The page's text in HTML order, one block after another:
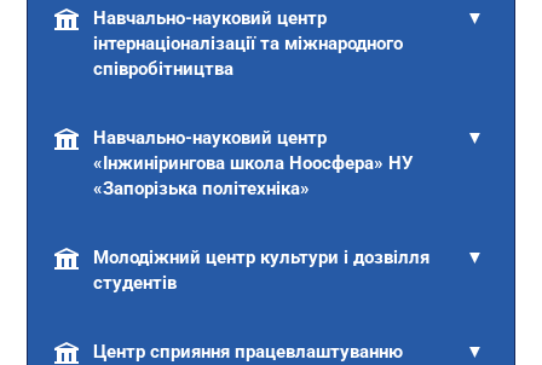
Навчально-науковий центр
інтернаціоналізації та міжнародного
співробітництва
▼
Навчально-науковий центр
«Інжинірингова школа Ноосфера» НУ
«Запорізька політехніка»
▼
Молодіжний центр культури і дозвілля
студентів
▼
Центр сприяння працевлаштуванню
▼